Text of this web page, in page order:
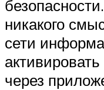
никакого
сети
через